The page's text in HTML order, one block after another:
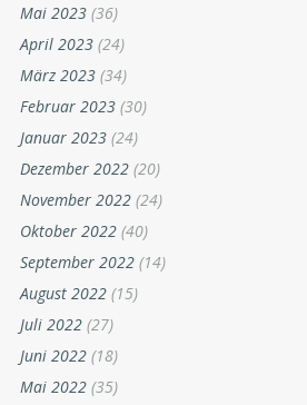
Mai 2023 (36)
April 2023 (24)
März 2023 (34)
Februar 2023 (30)
Januar 2023 (24)
Dezember 2022 (20)
November 2022 (24)
Oktober 2022 (40)
September 2022 (14)
August 2022 (15)
Juli 2022 (27)
Juni 2022 (18)
Mai 2022 (35)